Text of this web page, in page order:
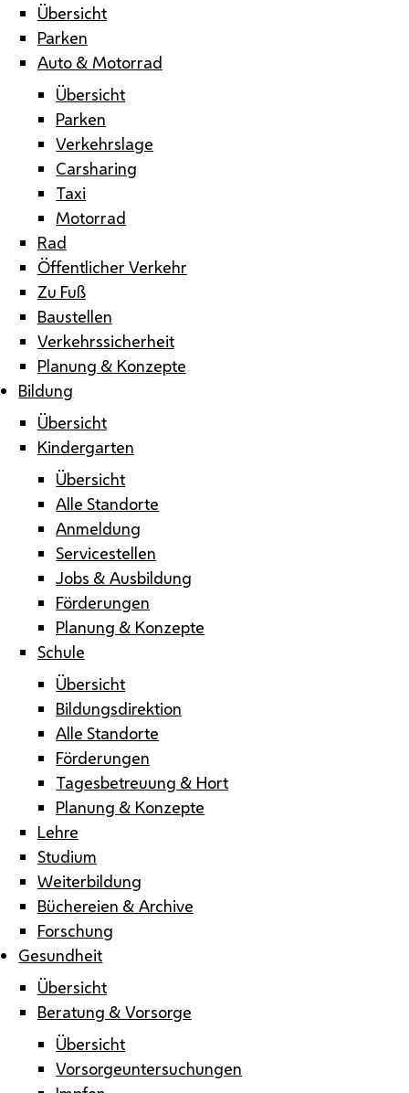
Übersicht
Parken
Auto & Motorrad
Übersicht
Parken
Verkehrslage
Carsharing
Taxi
Motorrad
Rad
Öffentlicher Verkehr
Zu Fuß
Baustellen
Verkehrssicherheit
Planung & Konzepte
Bildung
Übersicht
Kindergarten
Übersicht
Alle Standorte
Anmeldung
Servicestellen
Jobs & Ausbildung
Förderungen
Planung & Konzepte
Schule
Übersicht
Bildungsdirektion
Alle Standorte
Förderungen
Tagesbetreuung & Hort
Planung & Konzepte
Lehre
Studium
Weiterbildung
Büchereien & Archive
Forschung
Gesundheit
Übersicht
Beratung & Vorsorge
Übersicht
Vorsorgeuntersuchungen